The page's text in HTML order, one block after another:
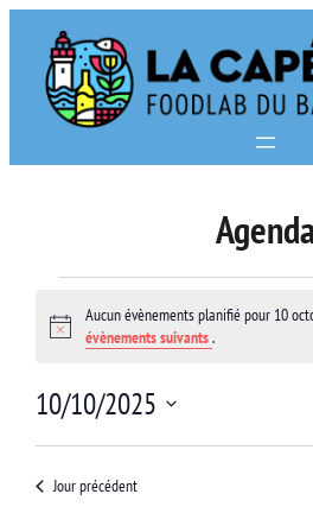
contenu
Agenda
Évènements
for
10
octobre
2025
Notice
Aucun évènements planifié pour 10
évènements suivants.
10/10/2025
Sélectionnez
uneJour précédent